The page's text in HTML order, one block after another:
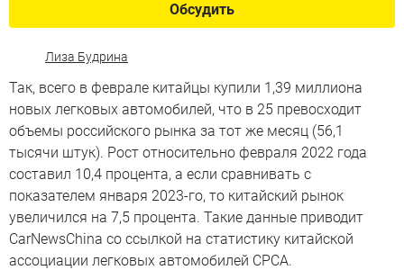
Обсудить
Лиза Будрина
Так, всего в феврале китайцы купили 1,39 миллиона
новых легковых автомобилей, что в 25 превосходит
объемы российского рынка за тот же месяц (56,1
тысячи штук). Рост относительно февраля 2022 года
составил 10,4 процента, а если сравнивать с
показателем января 2023-го, то китайский рынок
увеличился на 7,5 процента. Такие данные приводит
CarNewsChina со ссылкой на статистику китайской
ассоциации легковых автомобилей CPCA.